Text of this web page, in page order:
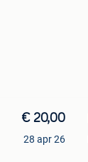
€ 20,00
28 apr 26